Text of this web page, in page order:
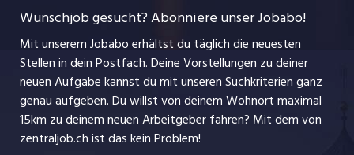
Freelance Jobs
Praktika
Lehrstellen
Ferienjobs
Nutzungsbedingungen
Impressum
jobbasel.ch
jobbern.ch
jobmittelland.ch
Wunschjob gesucht? Abonniere unser Jobabo!
Mit unserem Jobabo erhältst du täglich die neuesten
Stellen in dein Postfach. Deine Vorstellungen zu deiner
neuen Aufgabe kannst du mit unseren Suchkriterien ganz
genau aufgeben. Du willst von deinem Wohnort maximal
15km zu deinem neuen Arbeitgeber fahren? Mit demvon
zentraljob.ch ist das kein Problem!